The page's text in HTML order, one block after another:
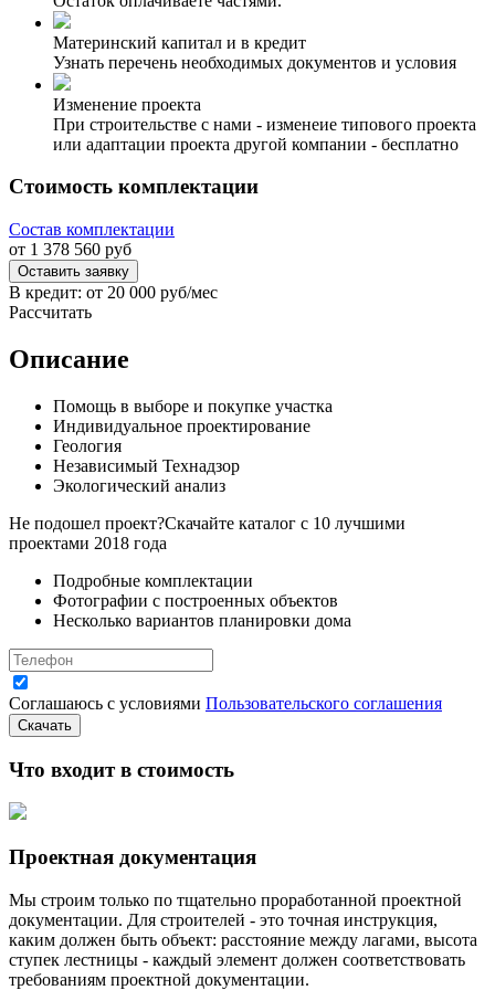
Материнский капитал и в кредит
Узнать перечень необходимых документов и условия
Изменение проекта
При строительстве с нами - изменеие типового проекта
или адаптации проекта другой компании - бесплатно
Стоимость комплектации
Состав комплектации
от 1 378 560 руб
Оставить заявку
В кредит: от 20 000 руб/мес
Рассчитать
Описание
Помощь в выборе и покупке участка
Индивидуальное проектирование
Геология
Независимый Технадзор
Экологический анализ
Не подошел проект?Скачайте каталог с 10 лучшими
проектами 2018 года
Подробные комплектации
Фотографии с построенных объектов
Несколько вариантов планировки дома
Соглашаюсь с условиями Пользовательского соглашения
Скачать
Что входит в стоимость
Проектная документация
Мы строим только по тщательно проработанной проектной
документации. Для строителей - это точная инструкция,
каким должен быть объект: расстояние между лагами, высота
ступек лестницы - каждый элемент должен соответствовать
требованиям проектной документации.